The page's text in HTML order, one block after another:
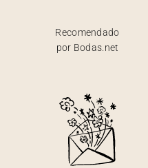
Recomendado
por Bodas.net